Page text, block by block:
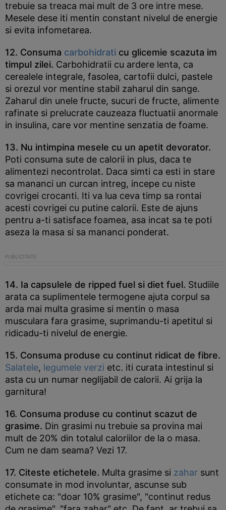
trebuie sa treaca mai mult de 3 ore intre mese.
Mesele dese iti mentin constant nivelul de energie
si evita infometarea.
12. Consuma carbohidrati cu glicemie scazuta im
timpul zilei. Carbohidratii cu ardere lenta, ca
cerealele integrale, fasolea, cartofii dulci, pastele
si orezul vor mentine stabil zaharul din sange.
Zaharul din unele fructe, sucuri de fructe, alimente
rafinate si prelucrate cauzeaza fluctuatii anormale
in insulina, care vor mentine senzatia de foame.
13. Nu intimpina mesele cu un apetit devorator.
Poti consuma sute de calorii in plus, daca te
alimentezi necontrolat. Daca simti ca esti in stare
sa mananci un curcan intreg, incepe cu niste
covrigei crocanti. Iti va lua ceva timp sa rontai
acesti covrigei cu putine calorii. Este de ajuns
pentru a-ti satisface foamea, asa incat sa te poti
aseza la masa si sa mananci ponderat.
14. Ia capsulele de ripped fuel si diet fuel. Studiile
arata ca suplimentele termogene ajuta corpul sa
arda mai multa grasime si mentin o masa
musculara fara grasime, suprimandu-ti apetitul si
ridicadu-ti nivelul de energie.
15. Consuma produse cu continut ridicat de fibre.
Salatele, legumele verzi etc. iti curata intestinul si
asta cu un numar neglijabil de calorii. Ai grija la
garnitura!
16. Consuma produse cu continut scazut de
grasime. Din grasimi nu trebuie sa provina mai
mult de 20% din totalul caloriilor de la o masa.
Cum ne dam seama? Vezi 17.
17. Citeste etichetele. Multa grasime si zahar sunt
consumate in mod involuntar, ascunse sub
etichete ca: "doar 10% grasime", "continut redus